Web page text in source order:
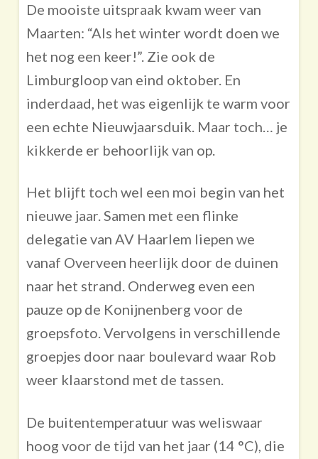
De mooiste uitspraak kwam weer van
Maarten: “Als het winter wordt doen we
het nog een keer!”. Zie ook de
Limburgloop van eind oktober. En
inderdaad, het was eigenlijk te warm voor
een echte Nieuwjaarsduik. Maar toch… je
kikkerde er behoorlijk van op.
Het blijft toch wel een moi begin van het
nieuwe jaar. Samen met een flinke
delegatie van AV Haarlem liepen we
vanaf Overveen heerlijk door de duinen
naar het strand. Onderweg even een
pauze op de Konijnenberg voor de
groepsfoto. Vervolgens in verschillende
groepjes door naar boulevard waar Rob
weer klaarstond met de tassen.
De buitentemperatuur was weliswaar
hoog voor de tijd van het jaar (14 °C), die